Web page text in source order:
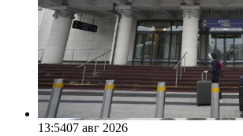
13:5407 авг 2026